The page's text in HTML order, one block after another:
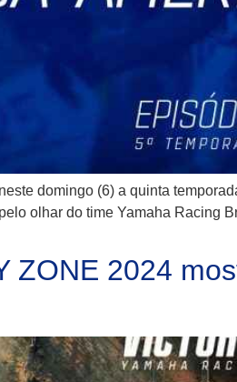
domingo (6) a quinta
olhar do time Yamaha Racing
ZONE 2024